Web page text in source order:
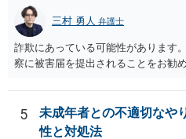
三村 勇人 弁護士
詐欺にあっている可能性があります
察に被害届を提出されることをお勧
5
未成年者との不適切なや
性と対処法